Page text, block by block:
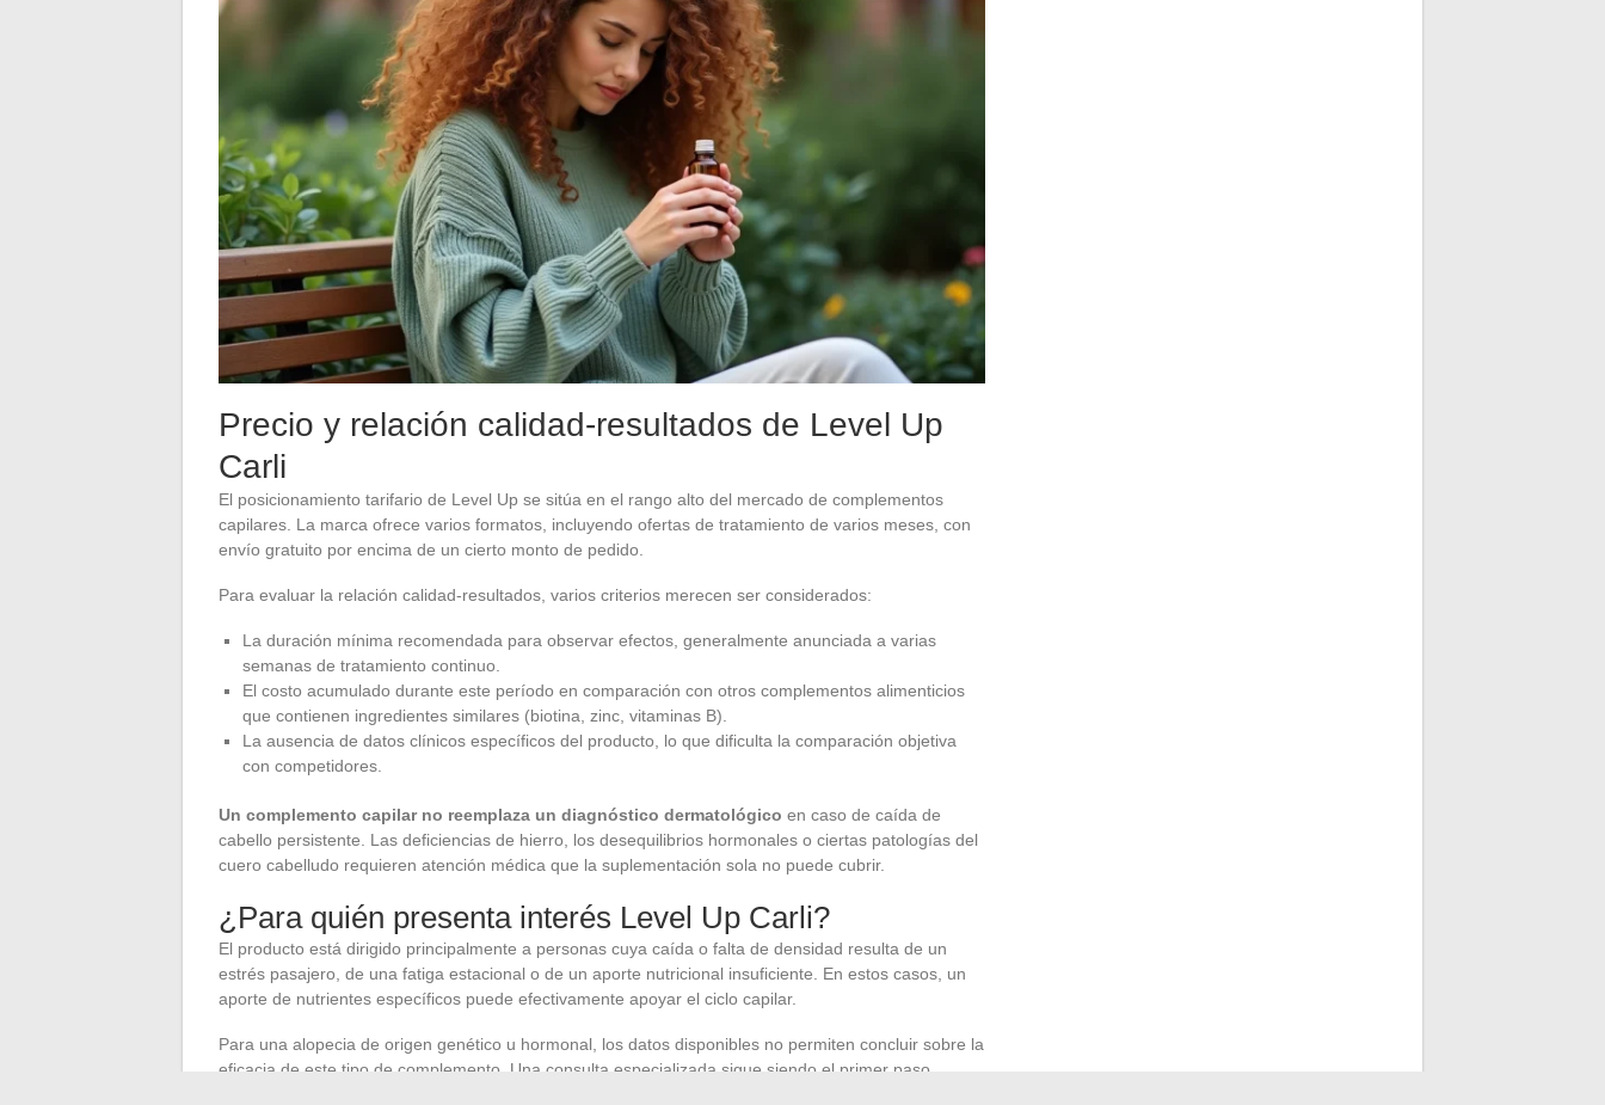
Precio y relación calidad-resultados de Level Up
Carli
El posicionamiento tarifario de Level Up se sitúa en el rango alto del mercado de complementos
capilares. La marca ofrece varios formatos, incluyendo ofertas de tratamiento de varios meses, con
envío gratuito por encima de un cierto monto de pedido.
Para evaluar la relación calidad-resultados, varios criterios merecen ser considerados:
La duración mínima recomendada para observar efectos, generalmente anunciada a varias
semanas de tratamiento continuo.
El costo acumulado durante este período en comparación con otros complementos alimenticios
que contienen ingredientes similares (biotina, zinc, vitaminas B).
La ausencia de datos clínicos específicos del producto, lo que dificulta la comparación objetiva
con competidores.
Un complemento capilar no reemplaza un diagnóstico dermatológico en caso de caída de
cabello persistente. Las deficiencias de hierro, los desequilibrios hormonales o ciertas patologías del
cuero cabelludo requieren atención médica que la suplementación sola no puede cubrir.
¿Para quién presenta interés Level Up Carli?
El producto está dirigido principalmente a personas cuya caída o falta de densidad resulta de un
estrés pasajero, de una fatiga estacional o de un aporte nutricional insuficiente. En estos casos, un
aporte de nutrientes específicos puede efectivamente apoyar el ciclo capilar.
Para una alopecia de origen genético u hormonal, los datos disponibles no permiten concluir sobre la
eficacia de este tipo de complemento. Una consulta especializada sigue siendo el primer paso